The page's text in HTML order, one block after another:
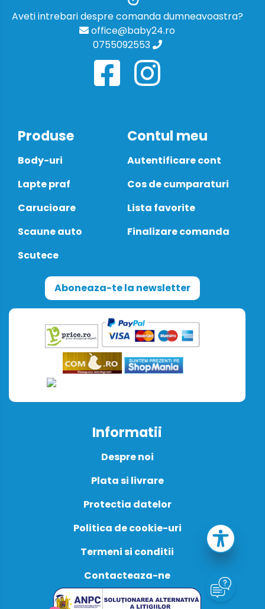
Aveti intrebari despre comanda dumneavoastra?
office@baby24.ro
0755092553
Produse
Body-uri
Lapte praf
Carucioare
Scaune auto
Scutece
Contul meu
Autentificare cont
Cos de cumparaturi
Lista favorite
Finalizare comanda
Aboneaza-te la newsletter
Informatii
Despre noi
Plata si livrare
Protectia datelor
Politica de cookie-uri
Termeni si conditii
Contacteaza-ne